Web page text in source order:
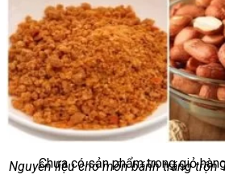
Chưa có sản phẩm trong
Giỏ hàng
Chưa có sản phẩm trong giỏ
Nguyên liệu cho món bánh tráng trộn